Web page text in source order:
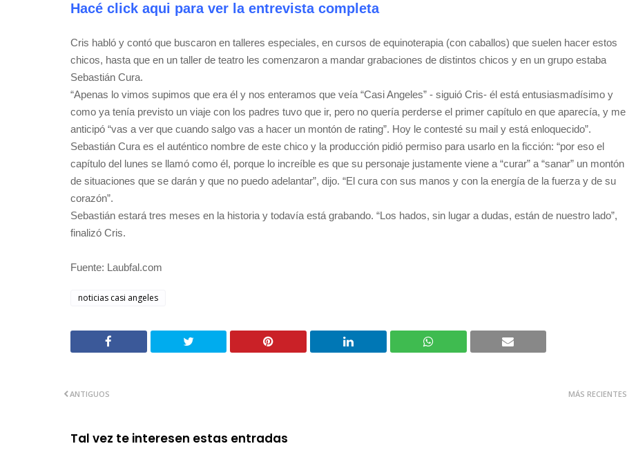
Hacé click aqui para ver la entrevista completa
Cris habló y contó que buscaron en talleres especiales, en cursos de equinoterapia (con caballos) que suelen hacer estos
chicos, hasta que en un taller de teatro les comenzaron a mandar grabaciones de distintos chicos y en un grupo estaba
Sebastián Cura.
“Apenas lo vimos supimos que era él y nos enteramos que veía “Casi Angeles” - siguió Cris- él está entusiasmadísimo y
como ya tenía previsto un viaje con los padres tuvo que ir, pero no quería perderse el primer capítulo en que aparecía, y me
anticipó “vas a ver que cuando salgo vas a hacer un montón de rating”. Hoy le contesté su mail y está enloquecido”.
Sebastián Cura es el auténtico nombre de este chico y la producción pidió permiso para usarlo en la ficción: “por eso el
capítulo del lunes se llamó como él, porque lo increíble es que su personaje justamente viene a “curar” a “sanar” un montón
de situaciones que se darán y que no puedo adelantar”, dijo. “El cura con sus manos y con la energía de la fuerza y de su
corazón”.
Sebastián estará tres meses en la historia y todavía está grabando. “Los hados, sin lugar a dudas, están de nuestro lado”,
finalizó Cris.
Fuente: Laubfal.com
noticias casi angeles
MÁS RECIENTES
ANTIGUOS
Tal vez te interesen estas entradas